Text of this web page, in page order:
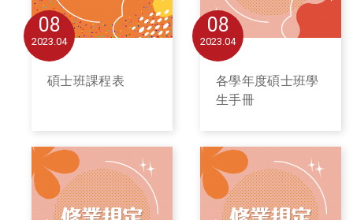
08
04
2023
碩士班課程表
08
04
2023
各學年度碩士班學
生手冊